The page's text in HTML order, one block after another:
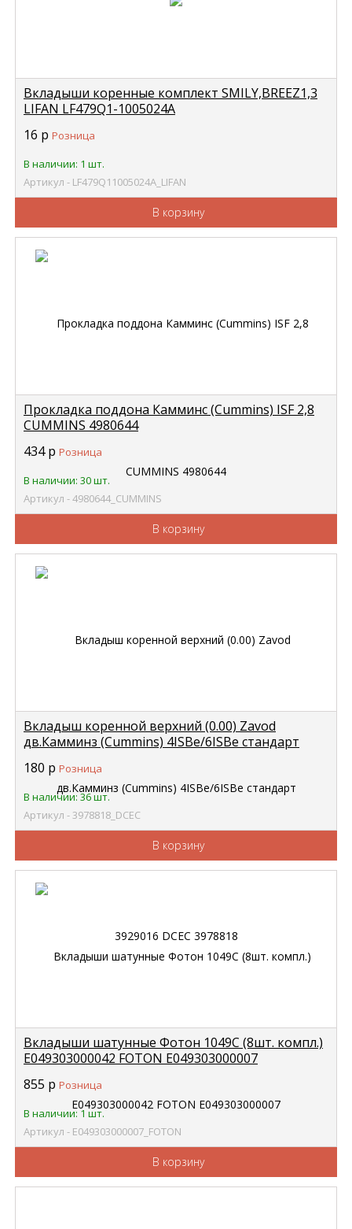
Вкладыши коренные комплект SMILY,BREEZ1,3
LIFAN LF479Q1-1005024A
16 р Розница
В наличии: 1 шт.
Артикул - LF479Q11005024A_LIFAN
В корзину
Прокладка поддона Камминс (Cummins) ISF 2,8
CUMMINS 4980644
434р Розница
В наличии: 30 шт.
Артикул - 4980644_CUMMINS
В корзину
Вкладыш коренной верхний (0.00) Zavod
дв.Камминз (Cummins) 4ISBe/6ISBe стандарт
180 р Розница
В наличии: 36 шт.
Артикул - 3978818_DCEC
В корзину
Вкладыши шатунные Фотон 1049С (8шт. компл.)
E049303000042 FOTON E049303000007
855 р Розница
В наличии: 1 шт.
Артикул - E049303000007_FOTON
В корзину